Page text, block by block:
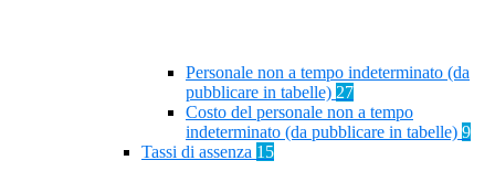
Personale non a tempo indeterminato (da
pubblicare in tabelle) 27
Costo del personale non a tempo
indeterminato (da pubblicare in tabelle) 9
Tassi di assenza 15